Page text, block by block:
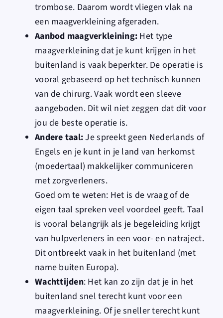
trombose. Daarom wordtvliegen vlak na
een maagverkleining afgeraden.
Aanbod maagverkleining: Het type
maagverkleining dat je kunt krijgen in het
buitenland is vaak beperkter. De operatie is
vooral gebaseerd op het technisch kunnen
van de chirurg. Vaak wordt een sleeve
aangeboden. Dit wil niet zeggen dat dit voor
jou de beste operatie is.
Andere taal:Je spreekt geen Nederlands of
Engels en je kunt in je land van herkomst
(moedertaal) makkelijker communiceren
met zorgverleners.
Goed om te weten: Het is de vraag of de
eigen taal spreken veel voordeel geeft. Taal
is vooral belangrijk als je begeleiding krijgt
van hulpverleners in een voor- en natraject.
Dit ontbreekt vaak in het buitenland (met
name buiten Europa).
Wachttijden: Het kan zo zijn dat je in het
buitenland snel terecht kunt voor een
maagverkleining. Of je sneller terecht kunt